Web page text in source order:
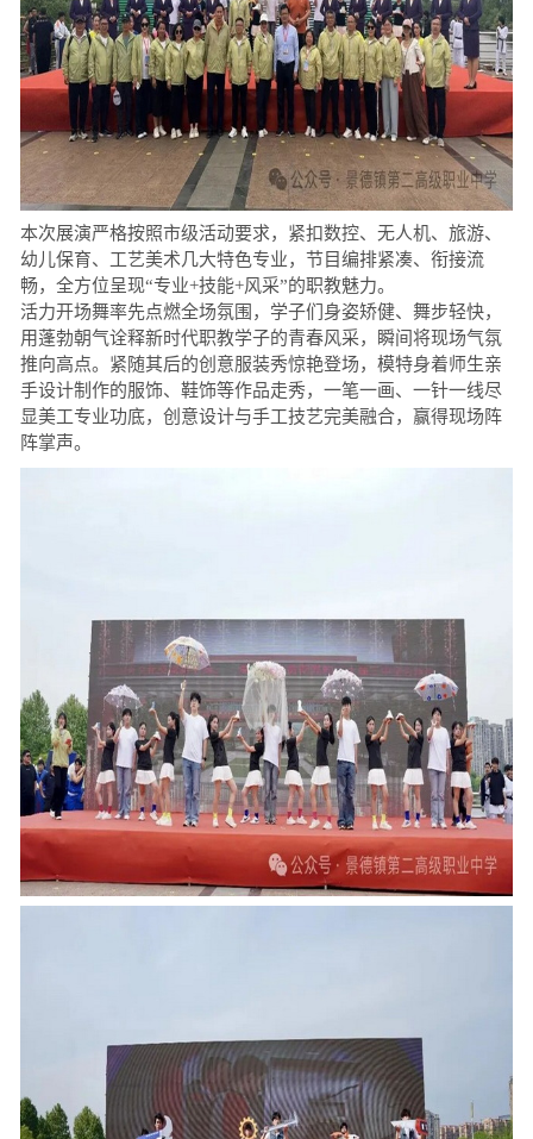
本次展演严格按照市级活动要求，紧扣数控、无人机、旅游、
幼儿保育、工艺美术几大特色专业，节目编排紧凑、衔接流
畅，全方位呈现“专业+技能+风采”的职教魅力。
活力开场舞率先点燃全场氛围，学子们身姿矫健、舞步轻快，
用蓬勃朝气诠释新时代职教学子的青春风采，瞬间将现场气氛
推向高点。紧随其后的创意服装秀惊艳登场，模特身着师生亲
手设计制作的服饰、鞋饰等作品走秀，一笔一画、一针一线尽
显美工专业功底，创意设计与手工技艺完美融合，赢得现场阵
阵掌声。